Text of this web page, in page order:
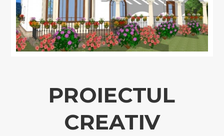
PROIECTUL
CREATIV